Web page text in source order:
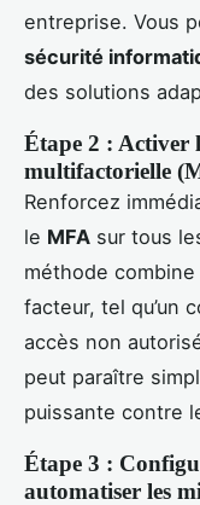
entreprise. Vous
sécurité
des solutions
Étape 2 : Activer
multifactorielle
Renforcez
le MFA sur tous
méthode
facteur, tel qu’un
accès non
peut paraître
puissante contre
Étape 3 :
automatiser les